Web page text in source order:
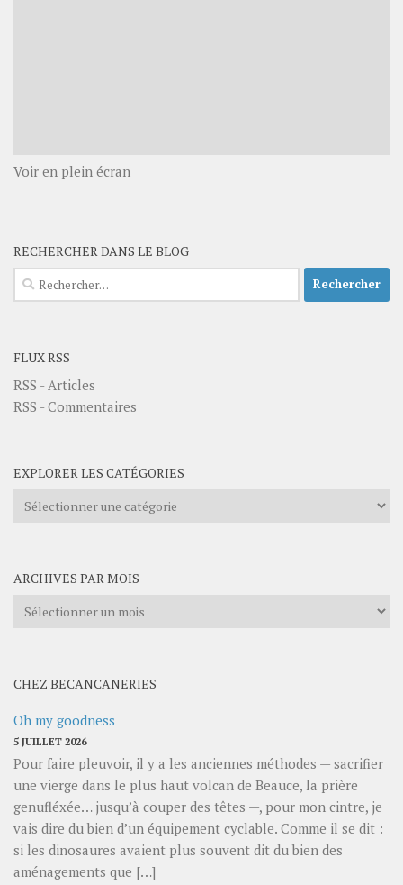
Voir en plein écran
RECHERCHER DANS LE BLOG
Rechercher :
FLUX RSS
RSS - Articles
RSS - Commentaires
EXPLORER LES CATÉGORIES
Explorer
ARCHIVES PAR MOIS
Archives
CHEZ BECANCANERIES
Oh my goodness
5 JUILLET 2026
Pour faire pleuvoir, il y a les anciennes méthodes — sacrifier
une vierge dans le plus haut volcan de Beauce, la prière
genufléxée… jusqu’à couper des têtes —, pour mon cintre, je
vais dire du bien d’un équipement cyclable. Comme il se dit :
si les dinosaures avaient plus souvent dit du bien des
aménagements que […]